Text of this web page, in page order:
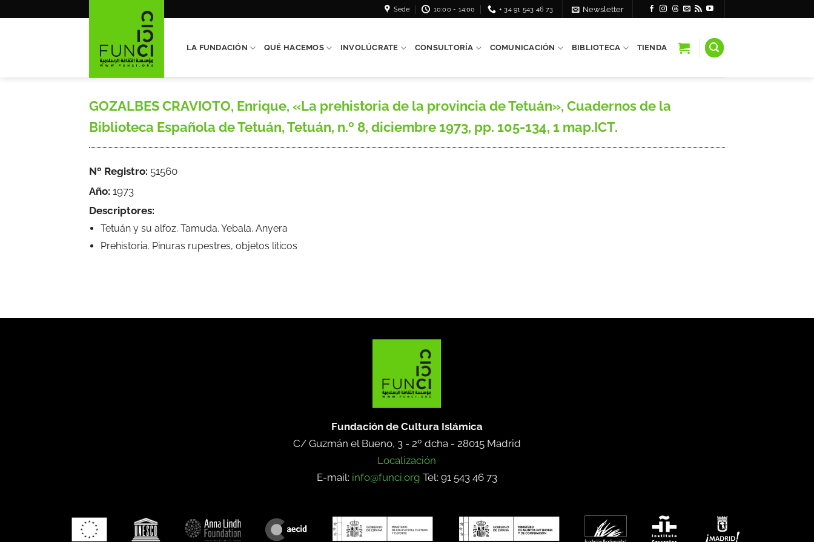
Sede 10:00 - 14:00 + 34 91 543 46 73 Newsletter
LA FUNDACIÓN QUÉ HACEMOS INVOLÚCRATE CONSULTORÍA COMUNICACIÓN BIBLIOTECA TIENDA
GOZALBES CRAVIOTO, Enrique, «La prehistoria de la provincia de Tetuán», Cuadernos de la
Biblioteca Española de Tetuán, Tetuán, n.º 8, diciembre 1973, pp. 105-134, 1 map.ICT.
Nº Registro: 51560
Año: 1973
Descriptores:
Tetuán y su alfoz. Tamuda. Yebala. Anyera
Prehistoria. Pinuras rupestres, objetos líticos
Fundación de Cultura Islámica
C/ Guzmán el Bueno, 3 - 2º dcha - 28015 Madrid
Localización
E-mail: info@funci.org Tel: 91 543 46 73